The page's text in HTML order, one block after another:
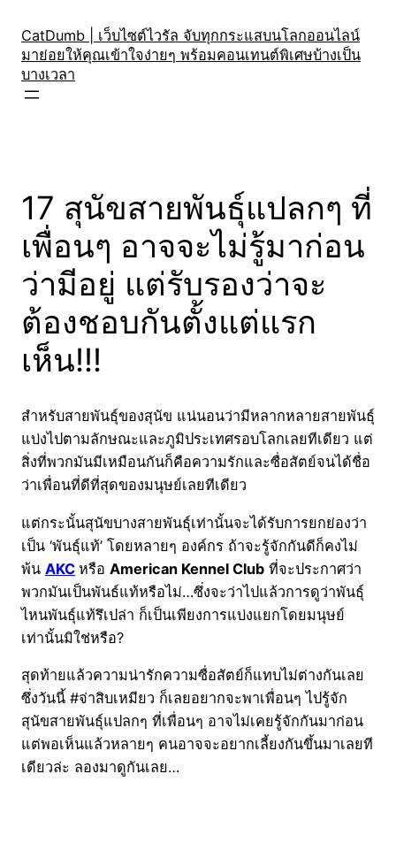
content
CatDumb | เว็บไซต์ไวรัล จับทุกกระแสบนโลกออนไลน์
มาย่อยให้คุณเข้าใจง่ายๆ พร้อมคอนเทนต์พิเศษบ้างเป็น
บางเวลา
17 สุนัขสายพันธุ์แปลกๆ ที่
เพื่อนๆ อาจจะไม่รู้มาก่อน
ว่ามีอยู่ แต่รับรองว่าจะ
ต้องชอบกันตั้งแต่แรก
เห็น!!!
สำหรับสายพันธุ์ของสุนัข แน่นอนว่ามีหลากหลายสายพันธุ์
แบ่งไปตามลักษณะและภูมิประเทศรอบโลกเลยทีเดียว แต่
สิ่งที่พวกมันมีเหมือนกันก็คือความรักและซื่อสัตย์จนได้ชื่อ
ว่าเพื่อนที่ดีที่สุดของมนุษย์เลยทีเดียว
แต่กระนั้นสุนัขบางสายพันธุ์เท่านั้นจะได้รับการยกย่องว่า
เป็น ‘พันธุ์แท้’ โดยหลายๆ องค์กร ถ้าจะรู้จักกันดีก็คงไม่
พ้น AKC หรือ American Kennel Club ที่จะประกาศว่า
พวกมันเป็นพันธ์แท้หรือไม่…ซึ่งจะว่าไปแล้วการดูว่าพันธุ์
ไหนพันธุ์แท้รึเปล่า ก็เป็นเพียงการแบ่งแยกโดยมนุษย์
เท่านั้นมิใช่หรือ?
สุดท้ายแล้วความน่ารักความซื่อสัตย์ก็แทบไม่ต่างกันเลย
ซึ่งวันนี้ #จ่าสิบเหมียว ก็เลยอยากจะพาเพื่อนๆ ไปรู้จัก
สุนัขสายพันธุ์แปลกๆ ที่เพื่อนๆ อาจไม่เคยรู้จักกันมาก่อน
แต่พอเห็นแล้วหลายๆ คนอาจจะอยากเลี้ยงกันขึ้นมาเลยที
เดียวล่ะ ลองมาดูกันเลย…